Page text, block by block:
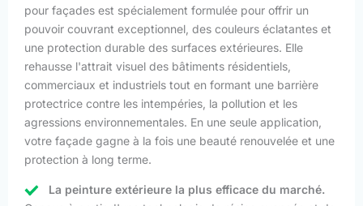
pour façades est spécialement formulée pour offrir un
pouvoir couvrant exceptionnel, des couleurs éclatantes et
une protection durable des surfaces extérieures. Elle
rehausse l'attrait visuel des bâtiments résidentiels,
commerciaux et industriels tout en formant une barrière
protectrice contre les intempéries, la pollution et les
agressions environnementales. En une seule application,
votre façade gagne à la fois une beauté renouvelée et une
protection à long terme.
La peinture extérieure la plus efficace du marché.